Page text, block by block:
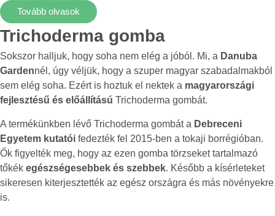
Tovább olvasok
Trichoderma gomba
Sokszor halljuk, hogy soha nem elég a jóból. Mi, a Danuba
Gardennél, úgy véljük, hogy a szuper magyar szabadalmakból
sem elég soha. Ezért is hoztuk el nektek a magyarországi
fejlesztésű és előállítású Trichoderma gombát.
A termékünkben lévő Trichoderma gombát a Debreceni
Egyetem kutatói fedezték fel 2015-ben a tokaji borrégióban.
Ők figyelték meg, hogy az ezen gomba törzseket tartalmazó
tőkék egészségesebbek és szebbek. Később a kísérleteket
sikeresen kiterjesztették az egész országra és más növényekre
is.